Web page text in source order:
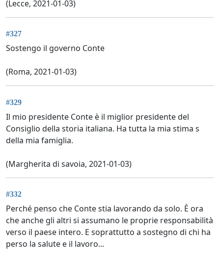
(Lecce, 2021-01-03)
#327
Sostengo il governo Conte
(Roma, 2021-01-03)
#329
Il mio presidente Conte è il miglior presidente del
Consiglio della storia italiana. Ha tutta la mia stima s
della mia famiglia.
(Margherita di savoia, 2021-01-03)
#332
Perché penso che Conte stia lavorando da solo. È ora
che anche gli altri si assumano le proprie responsabilità
verso il paese intero. E soprattutto a sostegno di chi ha
perso la salute e il lavoro...